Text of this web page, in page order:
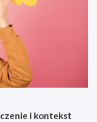
i kontekst